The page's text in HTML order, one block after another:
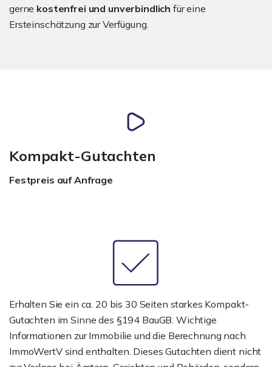
gerne kostenfrei und unverbindlich für eine
Ersteinschätzung zur Verfügung.
Kompakt-Gutachten
Festpreis auf Anfrage
Erhalten Sie ein ca. 20 bis 30 Seiten starkes Kompakt-
Gutachten im Sinne des §194 BauGB. Wichtige
Informationen zur Immobilie und die Berechnung nach
ImmoWertV sind enthalten. Dieses Gutachten dient nicht